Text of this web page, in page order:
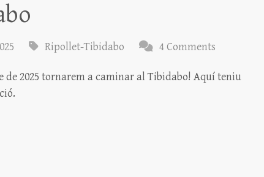
Ripollet-Tibidabo 4 Comments
de 2025 tornarem a caminar al Tibidabo! Aquí teniu